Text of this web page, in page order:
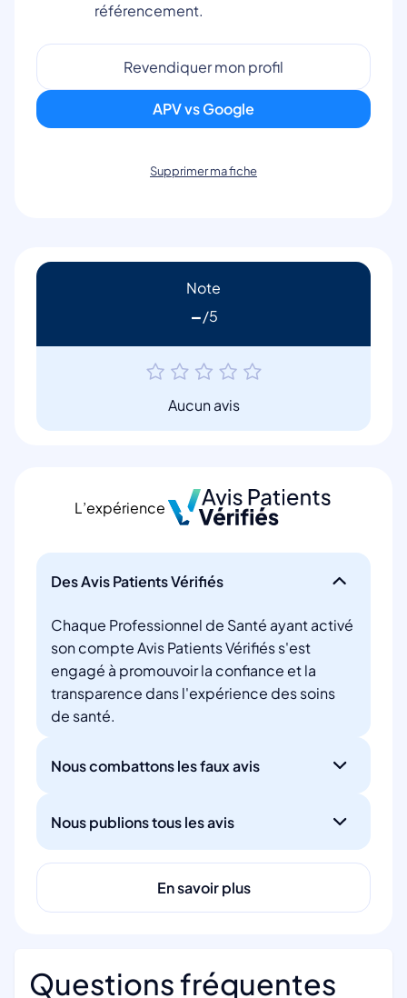
référencement.
Revendiquer mon profil
APV vs Google
Supprimer ma fiche
Note
-
Aucun avis
L’expérience
Des Avis Patients Vérifiés
Chaque Professionnel de Santé ayant activé
son compte Avis Patients Vérifiés s'est
engagé à promouvoir la confiance et la
transparence dans l'expérience des soins
de santé.
Nous combattons les faux avis
Nous publions tous les avis
En savoir plus
Questions fréquentes